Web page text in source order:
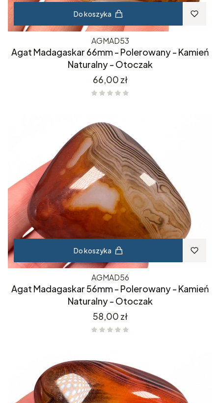
Do koszyka
AGMAD53
Agat Madagaskar 66mm - Polerowany - Kamień
Naturalny - Otoczak
Cena
66,00 zł
Do koszyka
AGMAD56
Agat Madagaskar 56mm - Polerowany - Kamień
Naturalny - Otoczak
Cena
58,00 zł